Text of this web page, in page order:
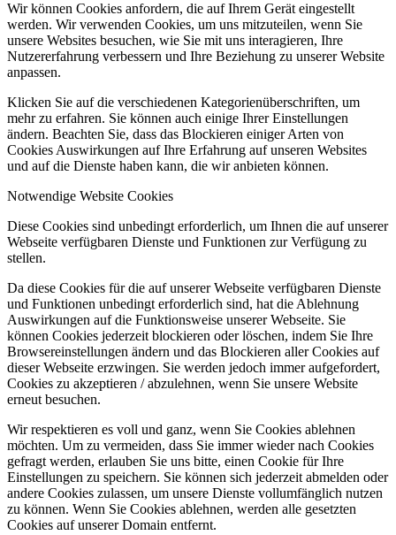
Wir können Cookies anfordern, die auf Ihrem Gerät eingestellt
werden. Wir verwenden Cookies, um uns mitzuteilen, wenn Sie
unsere Websites besuchen, wie Sie mit uns interagieren, Ihre
Nutzererfahrung verbessern und Ihre Beziehung zu unserer Website
anpassen.
Klicken Sie auf die verschiedenen Kategorienüberschriften, um
mehr zu erfahren. Sie können auch einige Ihrer Einstellungen
ändern. Beachten Sie, dass das Blockieren einiger Arten von
Cookies Auswirkungen auf Ihre Erfahrung auf unseren Websites
und auf die Dienste haben kann, die wir anbieten können.
Notwendige Website Cookies
Diese Cookies sind unbedingt erforderlich, um Ihnen die auf unserer
Webseite verfügbaren Dienste und Funktionen zur Verfügung zu
stellen.
Da diese Cookies für die auf unserer Webseite verfügbaren Dienste
und Funktionen unbedingt erforderlich sind, hat die Ablehnung
Auswirkungen auf die Funktionsweise unserer Webseite. Sie
können Cookies jederzeit blockieren oder löschen, indem Sie Ihre
Browsereinstellungen ändern und das Blockieren aller Cookies auf
dieser Webseite erzwingen. Sie werden jedoch immer aufgefordert,
Cookies zu akzeptieren / abzulehnen, wenn Sie unsere Website
erneut besuchen.
Wir respektieren es voll und ganz, wenn Sie Cookies ablehnen
möchten. Um zu vermeiden, dass Sie immer wieder nach Cookies
gefragt werden, erlauben Sie uns bitte, einen Cookie für Ihre
Einstellungen zu speichern. Sie können sich jederzeit abmelden oder
andere Cookies zulassen, um unsere Dienste vollumfänglich nutzen
zu können. Wenn Sie Cookies ablehnen, werden alle gesetzten
Cookies auf unserer Domain entfernt.